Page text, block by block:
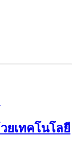
ยเทคโนโลยี